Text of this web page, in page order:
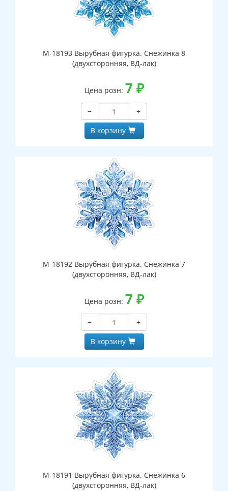
М-18193 Вырубная фигурка. Снежинка 8
(двухсторонняя, ВД-лак)
Цена розн: 7 ₽
−
+
В корзину
М-18192 Вырубная фигурка. Снежинка 7
(двухсторонняя, ВД-лак)
Цена розн: 7 ₽
−
+
В корзину
М-18191 Вырубная фигурка. Снежинка 6
(двухсторонняя, ВД-лак)